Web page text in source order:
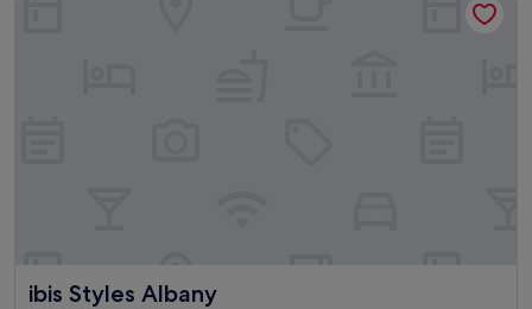
ibis Styles Albany
ibis Styles Albany